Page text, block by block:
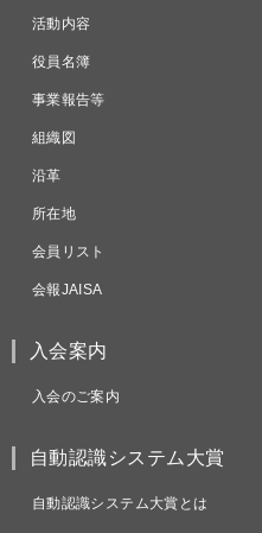
活動内容
役員名簿
事業報告等
組織図
沿革
所在地
会員リスト
会報JAISA
入会案内
入会のご案内
自動認識システム大賞
自動認識システム大賞とは